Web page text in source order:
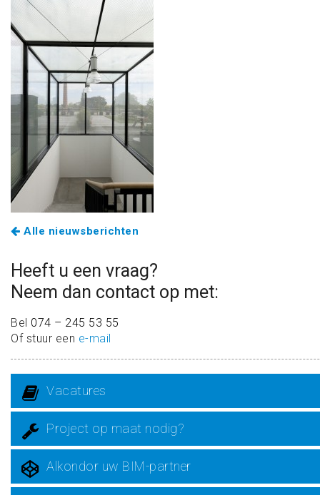
Alle nieuwsberichten
Heeft u een vraag?
Neem dan contact op met:
Bel 074 – 245 53 55
Of stuur een e-mail
Vacatures
Project op maat nodig?
Alkondor uw BIM-partner